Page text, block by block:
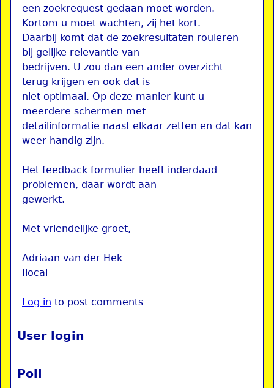
een zoekrequest gedaan moet worden.
Kortom u moet wachten, zij het kort.
Daarbij komt dat de zoekresultaten rouleren
bij gelijke relevantie van
bedrijven. U zou dan een ander overzicht
terug krijgen en ook dat is
niet optimaal. Op deze manier kunt u
meerdere schermen met
detailinformatie naast elkaar zetten en dat kan
weer handig zijn.
Het feedback formulier heeft inderdaad
problemen, daar wordt aan
gewerkt.
Met vriendelijke groet,
Adriaan van der Hek
Ilocal
Log in to post comments
User login
Poll